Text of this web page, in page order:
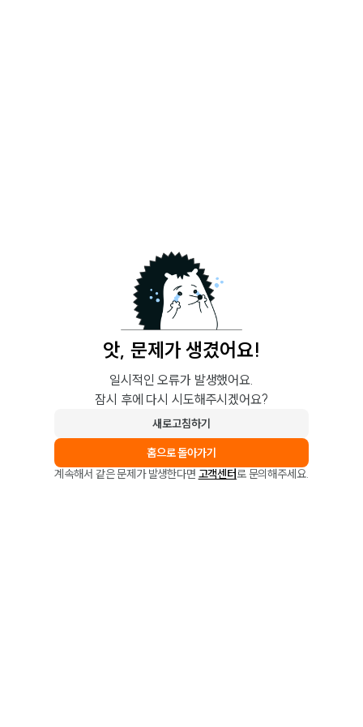
앗, 문제가 생겼어요!
일시적인 오류가 발생했어요.
잠시 후에 다시 시도해주시겠어요?
새로고침하기
홈으로 돌아가기
계속해서 같은 문제가 발생한다면 고객센터로 문의해주세요.